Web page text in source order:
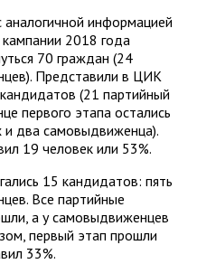
информацией
2018 года
70 граждан (24
Представили в ЦИК
(21 партийный
первого этапа остались
и два самовыдвиженца).
19 человек или 53%.
15 кандидатов: пять
Все партийные
а у самовыдвиженцев
первый этап прошли
33%.